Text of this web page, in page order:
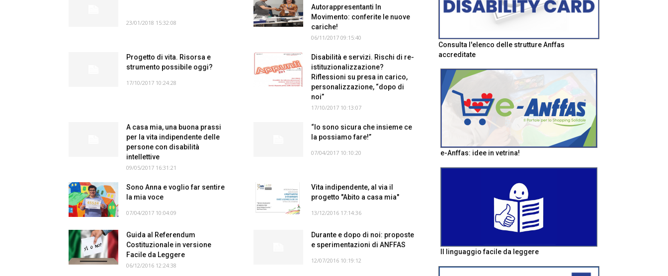
23/01/2018 15:32:08
Autorappresentanti In
Movimento: conferite le nuove
cariche!
06/11/2017 09:15:40
Progetto di vita. Risorsa e
strumento possibile oggi?
17/10/2017 10:24:28
Disabilità e servizi. Rischi di re-
istituzionalizzazione?
Riflessioni su presa in carico,
personalizzazione, “dopo di
noi”
17/10/2017 10:13:07
A casa mia, una buona prassi
per la vita indipendente delle
persone con disabilità
intellettive
09/05/2017 16:31:21
“Io sono sicura che insieme ce
la possiamo fare!”
07/04/2017 10:10:20
Sono Anna e voglio far sentire
la mia voce
07/04/2017 10:04:09
Vita indipendente, al via il
progetto "Abito a casa mia"
13/12/2016 17:14:36
Guida al Referendum
Costituzionale in versione
Facile da Leggere
06/12/2016 12:24:38
Durante e dopo di noi: proposte
e sperimentazioni di ANFFAS
12/07/2016 10:19:12
Consulta l'elenco delle strutture Anffas
accreditate
e-Anffas: idee in vetrina!
Il linguaggio facile da leggere